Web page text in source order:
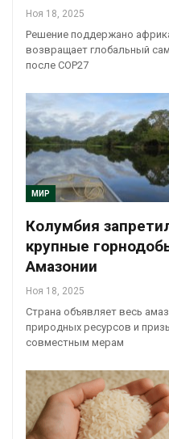
Ноя 18, 2025
Решение поддержано
возвращает глобальный
после COP27
МИР
Колумбия
крупные
Амазонии
Ноя 18, 2025
Страна объявляет весь
природных ресурсов и
совместным мерам